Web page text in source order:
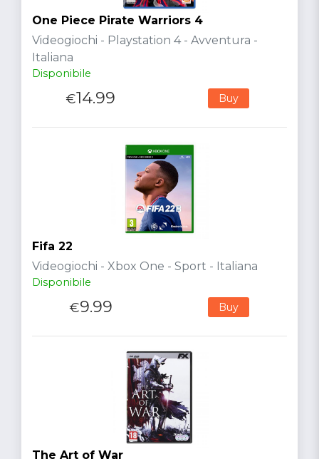
One Piece Pirate Warriors 4
Videogiochi - Playstation 4 - Avventura -
Italiana
Disponibile
€14.99 Buy
Fifa 22
Videogiochi - Xbox One - Sport - Italiana
Disponibile
€9.99 Buy
The Art of War